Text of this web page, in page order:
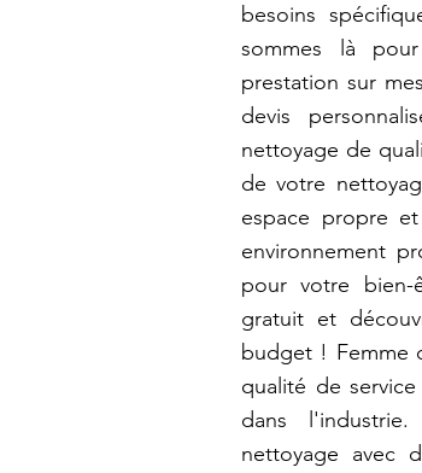
besoins
sommes là
prestation sur
devis
nettoyage de
de votre
espace propre
environnement
pour votre bien-
gratuit et
budget ! Femme
qualité de
dans
nettoyage avec